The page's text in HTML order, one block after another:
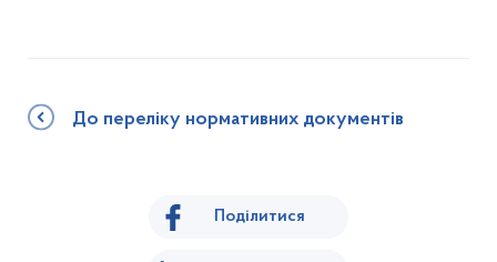
До переліку нормативних документів
Поділитися